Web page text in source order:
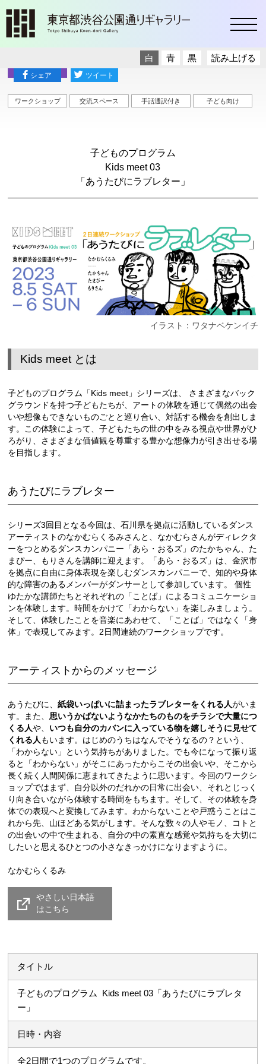
読み上げる
白 青 黒
シェア ツイート
交流プログラム
ワークショップ 交流スペース 手話通訳付き 子ども向け
子どものプログラム
Kids meet 03
「あうたびにラブレター」
イラスト：ワタナベケンイチ
Kids meet とは
子どものプログラム「Kids meet」シリーズは、 さまざまなバック
グラウンドを持つ子どもたちが、アートの体験を通じて偶然の出会
いや想像もできないものごとと巡り合い、対話する機会を創出しま
す。この体験によって、子どもたちの世の中をみる視点や世界がひ
ろがり、さまざまな価値観を尊重する豊かな想像力が引き出せる場
を目指します。
あうたびにラブレター
シリーズ3回目となる今回は、石川県を拠点に活動しているダンス
アーティストのなかむらくるみさんと、なかむらさんがディレクタ
ーをつとめるダンスカンパニー「あら・おるズ」のたかちゃん、た
まぴー、もりさんを講師に迎えます。「あら・おるズ」は、金沢市
を拠点に自由に身体表現を楽しむダンスカンパニーで、知的や身体
的な障害のあるメンバーがダンサーとして参加しています。 個性
ゆたかな講師たちとそれぞれの「ことば」によるコミュニケーショ
ンを体験します。時間をかけて「わからない」を楽しみましょう。
そして、体験したことを音楽にあわせて、「ことば」ではなく「身
体」で表現してみます。2日間連続のワークショップです。
アーティストからのメッセージ
あうたびに、紙袋いっぱいに詰まったラブレターをくれる人がいま
す。また、思いうかばないようなかたちのものをチラシで大量につ
くる人や、 いつも自分のカバンに入っている物を嬉しそうに見せて
くれる人 もいます。はじめのうちはなんでそうなるの？という、
「わからない」という気持ちがありました。でも今になって振り返
ると「わからない」がそこにあったからこその出会いや、そこから
長く続く人間関係に恵まれてきたように思います。今回のワークシ
ョップではまず、自分以外のだれかの日常に出会い、それとじっく
り向き合いながら体験する時間をもちます。そして、その体験を身
体での表現へと変換してみます。わからないことや戸惑うことはこ
れから先、山ほどある気がします。そんな数々の人やモノ、コトと
の出会いの中で生まれる、自分の中の素直な感覚や気持ちを大切に
したいと思えるひとつの小さなきっかけになりますように。
なかむらくるみ
やさしい日本語
はこちら
タイトル
子どものプログラム Kids meet 03「あうたびにラブレタ
ー」
日時・内容
全2日間で1つのプログラムです。